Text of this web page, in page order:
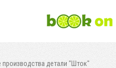
производства детали "Шток"